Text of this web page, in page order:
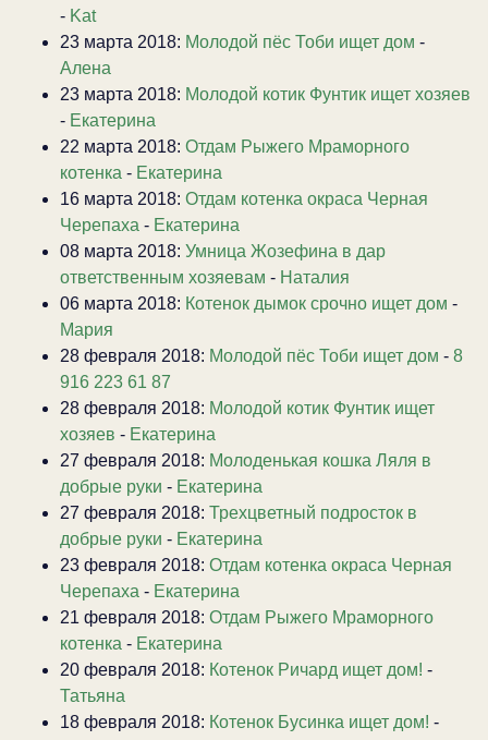
- Kat
23 марта 2018: Молодой пёс Тоби ищет дом -
Алена
23 марта 2018: Молодой котик Фунтик ищет хозяев
- Екатерина
22 марта 2018: Отдам Рыжего Мраморного
котенка - Екатерина
16 марта 2018: Отдам котенка окраса Черная
Черепаха - Екатерина
08 марта 2018: Умница Жозефина в дар
ответственным хозяевам - Наталия
06 марта 2018: Котенок дымок срочно ищет дом -
Мария
28 февраля 2018: Молодой пёс Тоби ищет дом - 8
916 223 61 87
28 февраля 2018: Молодой котик Фунтик ищет
хозяев - Екатерина
27 февраля 2018: Молоденькая кошка Ляля в
добрые руки - Екатерина
27 февраля 2018: Трехцветный подросток в
добрые руки - Екатерина
23 февраля 2018: Отдам котенка окраса Черная
Черепаха - Екатерина
21 февраля 2018: Отдам Рыжего Мраморного
котенка - Екатерина
20 февраля 2018: Котенок Ричард ищет дом! -
Татьяна
18 февраля 2018: Котенок Бусинка ищет дом! -